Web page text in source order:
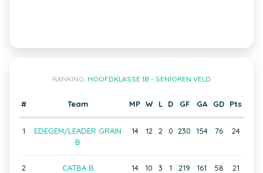
RANKING: HOOFDKLASSE 1B - SENIOREN VELD
# Team MP W L D GF GA GD Pts
1
EDEGEM/LEADER GRAIN
B
14 12 2 0 230 154 76 24
2 CATBA B 14 10 3 1 219 161 58 21